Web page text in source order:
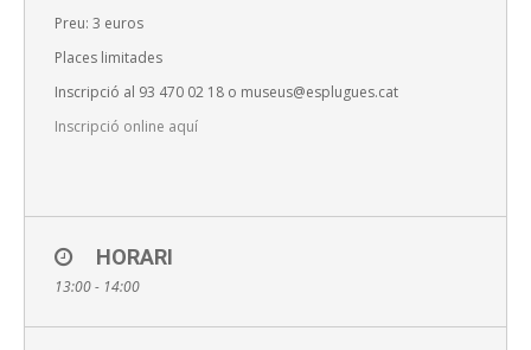
Preu: 3 euros
Places limitades
Inscripció al 93 470 02 18 o museus@esplugues.cat
Inscripció online aquí
HORARI
13:00 - 14:00